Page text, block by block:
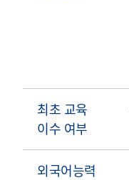
최초 교육
이수 여부
외국어능력